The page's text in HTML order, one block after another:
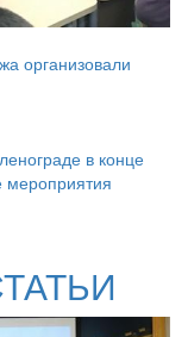
организовали
в конце
мероприятия